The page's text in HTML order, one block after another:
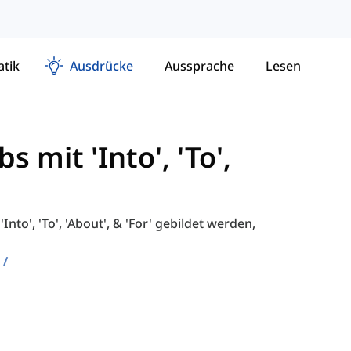
Ausdrücke Aussprache Lesen
mit 'Into', 'To',
'To', 'About', & 'For' gebildet werden,